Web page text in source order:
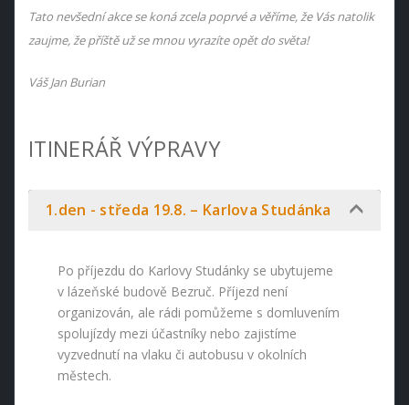
Tato nevšední akce se koná zcela poprvé a věříme, že Vás natolik
zaujme, že příště už se mnou vyrazíte opět do světa!
Váš Jan Burian
ITINERÁŘ VÝPRAVY
1.den - středa 19.8. – Karlova Studánka
Po příjezdu do Karlovy Studánky se ubytujeme
v lázeňské budově Bezruč. Příjezd není
organizován, ale rádi pomůžeme s domluvením
spolujízdy mezi účastníky nebo zajistíme
vyzvednutí na vlaku či autobusu v okolních
městech.